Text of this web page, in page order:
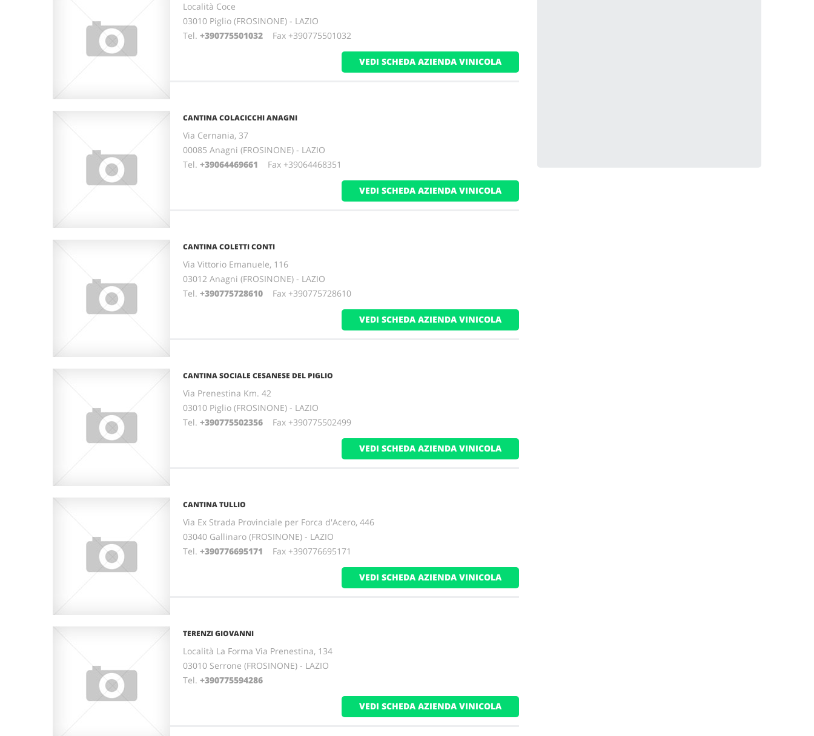
Località Coce
03010 Piglio (FROSINONE) - LAZIO
Tel. +390775501032 Fax +390775501032
VEDI SCHEDA AZIENDA VINICOLA
CANTINA COLACICCHI ANAGNI
Via Cernania, 37
00085 Anagni (FROSINONE) - LAZIO
Tel. +39064469661 Fax +39064468351
VEDI SCHEDA AZIENDA VINICOLA
CANTINA COLETTI CONTI
Via Vittorio Emanuele, 116
03012 Anagni (FROSINONE) - LAZIO
Tel. +390775728610 Fax +390775728610
VEDI SCHEDA AZIENDA VINICOLA
CANTINA SOCIALE CESANESE DEL PIGLIO
Via Prenestina Km. 42
03010 Piglio (FROSINONE) - LAZIO
Tel. +390775502356 Fax +390775502499
VEDI SCHEDA AZIENDA VINICOLA
CANTINA TULLIO
Via Ex Strada Provinciale per Forca d'Acero, 446
03040 Gallinaro (FROSINONE) - LAZIO
Tel. +390776695171 Fax +390776695171
VEDI SCHEDA AZIENDA VINICOLA
TERENZI GIOVANNI
Località La Forma Via Prenestina, 134
03010 Serrone (FROSINONE) - LAZIO
Tel. +390775594286
VEDI SCHEDA AZIENDA VINICOLA